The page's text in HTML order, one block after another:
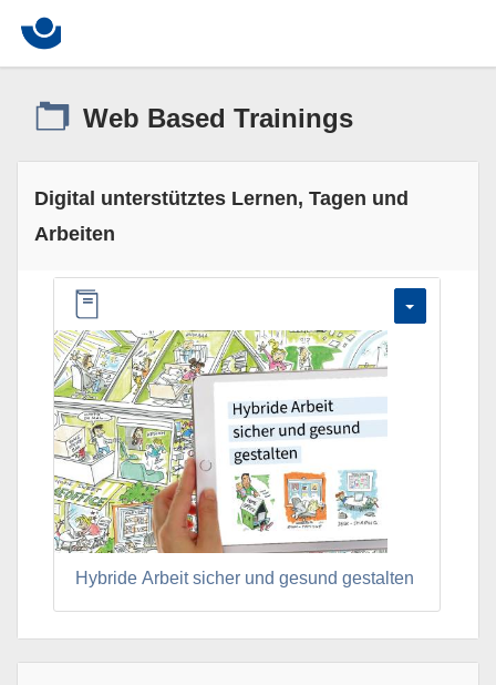
Web Based Trainings
Digital unterstütztes Lernen, Tagen und
Arbeiten
Hybride Arbeit sicher und gesund gestalten